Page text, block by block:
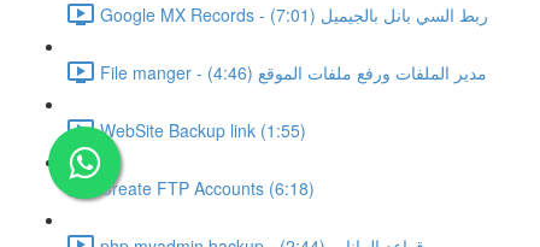
Google MX Records - ربط السي بانل بالجيميل (7:01)
File manger - مدير الملفات ورفع ملفات الموقع (4:46)
WebSite Backup link (1:55)
Create FTP Accounts (6:18)